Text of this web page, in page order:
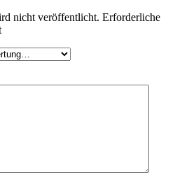
nicht veröffentlicht. Erforderliche